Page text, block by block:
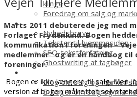
klinge
Foredrag om salg og
Tekstforfatter
Nyhedsbreve
Tekster til hjemmesiden
SEO-tekstforfatning
Ghostwriting af fagbøger
Blog om salg og
E-bøger om salg og
Marts 2011 debuterede jeg med
Forlaget Frydenlund. Bogen
kommunikation i foreningen –
medlemmer” og er en håndbog
foreninger.
Bogen er ikke længere til salg. Men
version af bogen målrettet